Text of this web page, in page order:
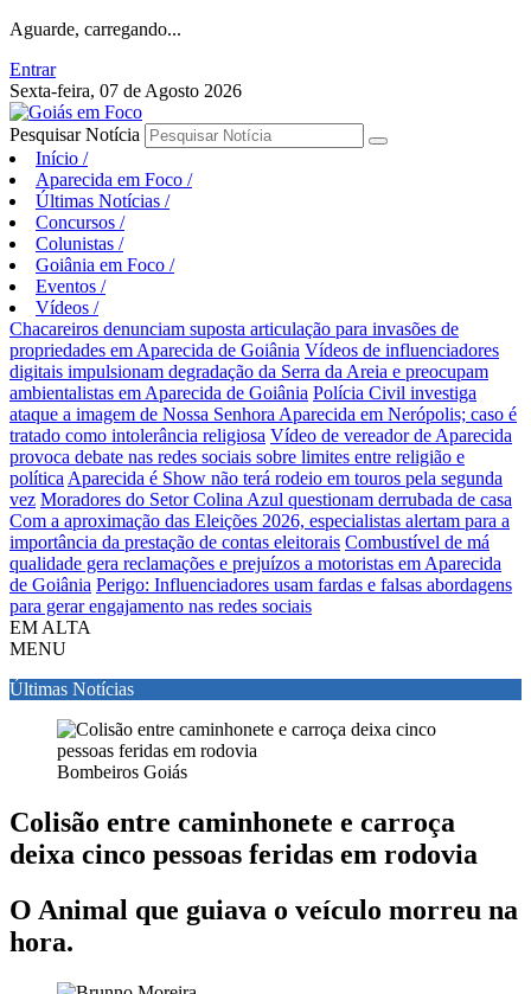
Aguarde, carregando...
Entrar
Sexta-feira, 07 de Agosto 2026
Pesquisar Notícia
Início /
Aparecida em Foco /
Últimas Notícias /
Concursos /
Colunistas /
Goiânia em Foco /
Eventos /
Vídeos /
Chacareiros denunciam suposta articulação para invasões de
propriedades em Aparecida de Goiânia Vídeos de influenciadores
digitais impulsionam degradação da Serra da Areia e preocupam
ambientalistas em Aparecida de Goiânia Polícia Civil investiga
ataque a imagem de Nossa Senhora Aparecida em Nerópolis; caso é
tratado como intolerância religiosa Vídeo de vereador de Aparecida
provoca debate nas redes sociais sobre limites entre religião e
política Aparecida é Show não terá rodeio em touros pela segunda
vez Moradores do Setor Colina Azul questionam derrubada de casa
Com a aproximação das Eleições 2026, especialistas alertam para a
importância da prestação de contas eleitorais Combustível de má
qualidade gera reclamações e prejuízos a motoristas em Aparecida
de Goiânia Perigo: Influenciadores usam fardas e falsas abordagens
para gerar engajamento nas redes sociais
EM ALTA
MENU
Últimas Notícias
Bombeiros Goiás
Colisão entre caminhonete e carroça
deixa cinco pessoas feridas em rodovia
O Animal que guiava o veículo morreu na
hora.